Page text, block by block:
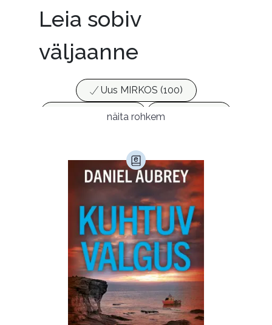
Leia sobiv
väljaanne
Uus MIRKOS (100)
Populaarsed (25)
Ajakirjad (17)
Armastusromaanid (294)
Audioperioodika
Biograafiad (229)
Eesti kirjandus (1778)
Ettevõtlus (30)
Filoloogia (121)
Filosoofia (148)
Geograafia (65)
Haridus (20)
näita rohkem